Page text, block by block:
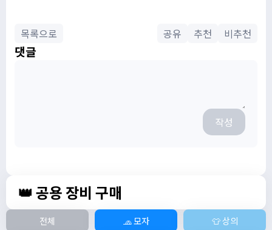
목록으로 공유 추천 비추천
댓글
작성
👑 공용 장비 구매
전체 🧢 모자 👕 상의